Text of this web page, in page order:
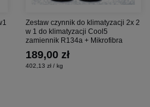
Zestaw czynnik do klimatyzacji 2x 2
w 1 do klimatyzacji Cool5
zamiennik R134a + Mikrofibra
189,00 zł
402,13 zł / kg